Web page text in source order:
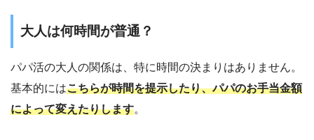
大人は何時間が普通？
パパ活の大人の関係は、特に時間の決まりはありません。
基本的にはこちらが時間を提示したり、パパのお手当金額
によって変えたりします。